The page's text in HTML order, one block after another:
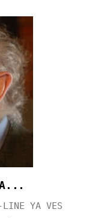
LINE YA VES